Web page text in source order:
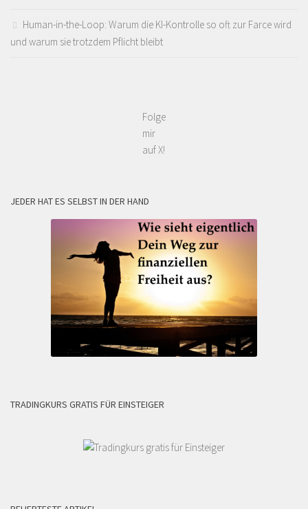
Human-in-the-Loop: Warum die KI-Kontrolle so oft zur Farce wird
und warum sie trotzdem Pflicht bleibt
Folge
mir
auf X!
JEDER HAT ES SELBST IN DER HAND
TRADINGKURS GRATIS FÜR EINSTEIGER